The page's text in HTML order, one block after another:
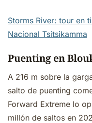
Storms River: tour en
Nacional Tsitsikamma
Puenting en
A 216 m sobre la
salto de puenting
Forward Extreme lo
millón de saltos en